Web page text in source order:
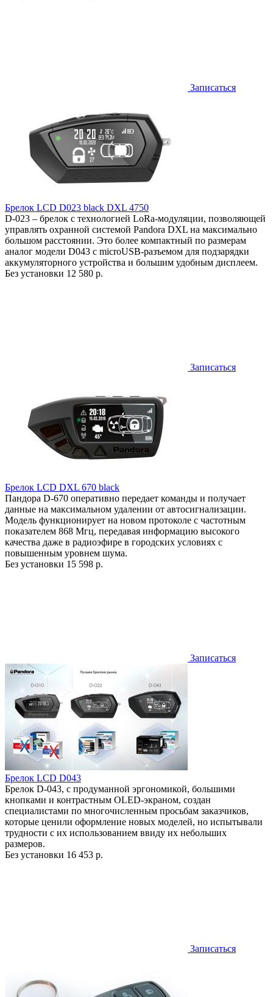
Записаться
Брелок LCD D023 black DXL 4750
D-023 – брелок с технологией LoRa-модуляции, позволяющей
управлять охранной системой Pandora DXL на максимально
большом расстоянии. Это более компактный по размерам
аналог модели D043 с microUSB-разъемом для подзарядки
аккумуляторного устройства и большим удобным дисплеем.
Без установки 12 580 р.
Записаться
Брелок LCD DXL 670 black
Пандора D-670 оперативно передает команды и получает
данные на максимальном удалении от автосигнализации.
Модель функционирует на новом протоколе с частотным
показателем 868 Мгц, передавая информацию высокого
качества даже в радиоэфире в городских условиях с
повышенным уровнем шума.
Без установки 15 598 р.
Записаться
Брелок LCD D043
Брелок D-043, с продуманной эргономикой, большими
кнопками и контрастным OLED-экраном, создан
специалистами по многочисленным просьбам заказчиков,
которые ценили оформление новых моделей, но испытывали
трудности с их использованием ввиду их небольших
размеров.
Без установки 16 453 р.
Записаться